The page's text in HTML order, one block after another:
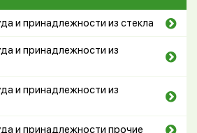
и принадлежности из стекла
и принадлежности из
и принадлежности из
и принадлежности прочие